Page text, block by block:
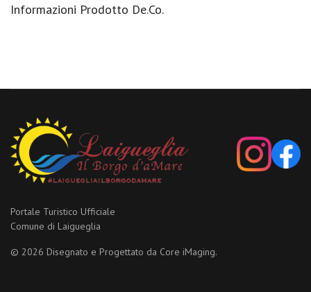
Informazioni Prodotto De.Co.
Portale Turistico Ufficiale
Comune di Laigueglia
© 2026 Disegnato e Progettato da Core iMaging.